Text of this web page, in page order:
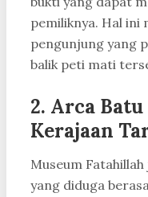
pemiliknya. Hal ini
pengunjung yang
balik peti mati
2. Arca
Kerajaan
Museum
yang diduga